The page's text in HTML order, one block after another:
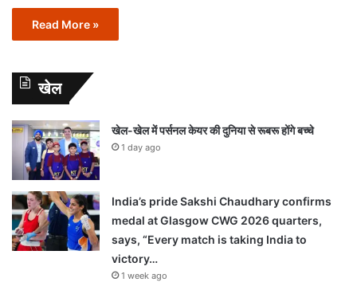
Read More »
खेल
खेल-खेल में पर्सनल केयर की दुनिया से रूबरू होंगे बच्चे
1 day ago
India’s pride Sakshi Chaudhary confirms
medal at Glasgow CWG 2026 quarters,
says, “Every match is taking India to
victory…
1 week ago